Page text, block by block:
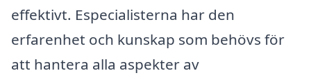
effektivt. Especialisterna har den
erfarenhet och kunskap som behövs för
att hantera alla aspekter av